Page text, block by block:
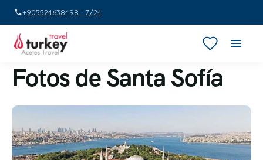
+905524638498 · 7/24
Fotos de Santa Sofía